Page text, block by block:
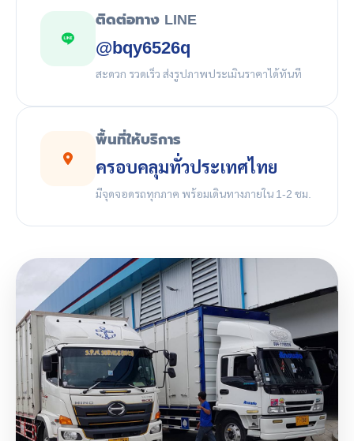
ติดต่อทาง LINE
@bqy6526q
สะดวก รวดเร็ว ส่งรูปภาพประเมินราคาได้ทันที
พื้นที่ให้บริการ
ครอบคลุมทั่วประเทศไทย
มีจุดจอดรถทุกภาค พร้อมเดินทางภายใน 1-2 ชม.